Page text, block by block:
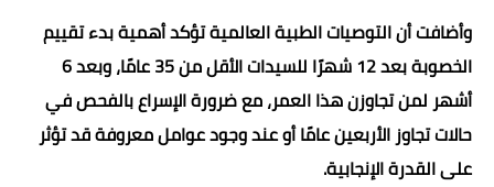
وأضافت أن التوصيات الطبية العالمية تؤكد أهمية بدء تقييم
الخصوبة بعد 12 شهرًا للسيدات الأقل من 35 عامًا، وبعد 6
أشهر لمن تجاوزن هذا العمر، مع ضرورة الإسراع بالفحص في
حالات تجاوز الأربعين عامًا أو عند وجود عوامل معروفة قد تؤثر
على القدرة الإنجابية.